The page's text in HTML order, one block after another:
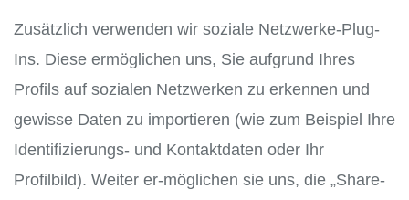
Zusätzlich verwenden wir soziale Netzwerke-Plug-
Ins. Diese ermöglichen uns, Sie aufgrund Ihres
Profils auf sozialen Netzwerken zu erkennen und
gewisse Daten zu importieren (wie zum Beispiel Ihre
Identifizierungs- und Kontaktdaten oder Ihr
Profilbild). Weiter er-möglichen sie uns, die „Share-